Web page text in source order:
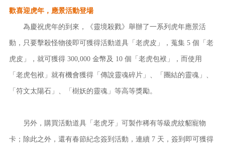
歡喜迎虎年，應景活動登場
為慶祝虎年的到來，《靈境殺戮》舉辦了一系列虎年應景活
動，只要擊殺怪物後即可獲得活動道具「老虎皮」，蒐集 5 個「老
虎皮」，就可獲得 300,000 金幣及 10 個「老虎包袱」，而使用
「老虎包袱」就有機會獲得「傳說靈魂碎片」、「團結的靈魂」、
「符文太陽石」、「樹妖的靈魂」等高等獎勵。
另外，購買活動道具「老虎牙」可製作稀有等級虎紋貂寵物
卡；除此之外，還有春節紀念簽到活動，連續 7 天，簽到即可獲得